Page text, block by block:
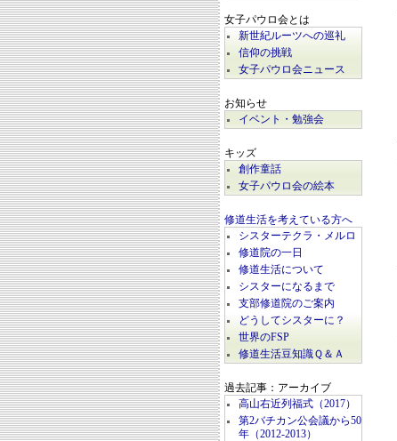
女子パウロ会とは
新世紀ルーツへの巡礼
信仰の挑戦
女子パウロ会ニュース
お知らせ
イベント・勉強会
キッズ
創作童話
女子パウロ会の絵本
修道生活を考えている方へ
シスターテクラ・メルロ
修道院の一日
修道生活について
シスターになるまで
支部修道院のご案内
どうしてシスターに？
世界のFSP
修道生活豆知識Ｑ＆Ａ
過去記事：アーカイブ
高山右近列福式（2017）
第2バチカン公会議から50
年（2012-2013）